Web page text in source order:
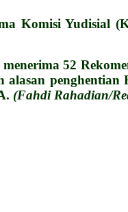
Komisi Yudisial
52
penghentian
(Fahdi Rahadian/